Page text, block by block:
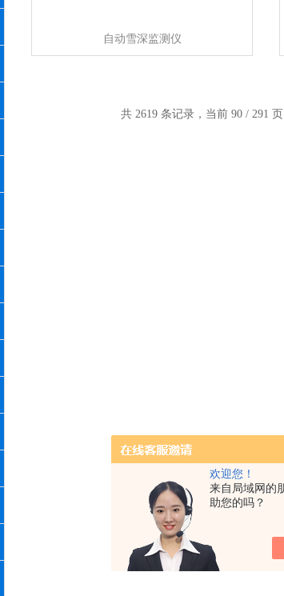
欢迎您！
来自局域网的
助您的吗？
自动雪深监测仪
共 2619 条记录，当前 90 / 291 页